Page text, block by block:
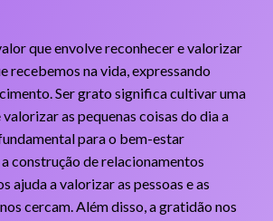
que envolve reconhecer e valorizar
recebemos na vida, expressando
Ser grato significa cultivar uma
as pequenas coisas do dia a
para o bem-estar
construção de relacionamentos
ajuda a valorizar as pessoas e as
cercam. Além disso, a gratidão nos